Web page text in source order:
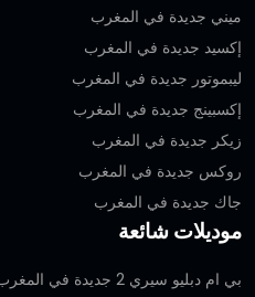
ميني جديدة في المغرب
إكسيد جديدة في المغرب
ليبموتور جديدة في المغرب
إكسبينج جديدة في المغرب
زيكر جديدة في المغرب
روكس جديدة في المغرب
جاك جديدة في المغرب
موديلات شائعة
بي ام دبليو سيري 2 جديدة في المغرب